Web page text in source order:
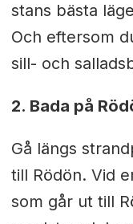
stans bästa
Och eftersom
sill- och
2. Bada på
Gå längs
till Rödön. Vid
som går ut till